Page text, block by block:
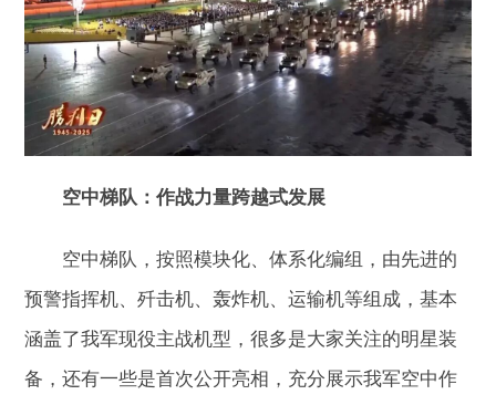
空中梯队：作战力量跨越式发展
空中梯队，按照模块化、体系化编组，由先进的
预警指挥机、歼击机、轰炸机、运输机等组成，基本
涵盖了我军现役主战机型，很多是大家关注的明星装
备，还有一些是首次公开亮相，充分展示我军空中作